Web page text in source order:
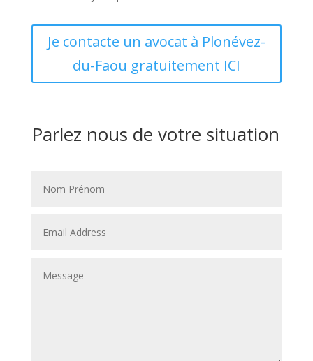
Je contacte un avocat à Plonévez-
du-Faou gratuitement ICI
Parlez nous de votre situation